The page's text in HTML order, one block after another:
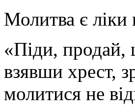
Молитва є ліки
«Піди,
взявши хрест,
молитися не